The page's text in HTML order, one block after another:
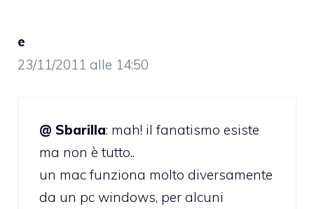
e
23/11/2011 alle 14:50
@ Sbarilla: mah! il fanatismo esiste
ma non è tutto..
un mac funziona molto diversamente
da un pc windows, per alcuni